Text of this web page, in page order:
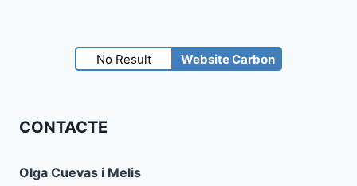
No Result Website Carbon
CONTACTE
Olga Cuevas i Melis